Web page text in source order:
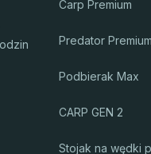
Carp Premium
Predator
Podbierak Max
CARP GEN 2
Stojak na wędki